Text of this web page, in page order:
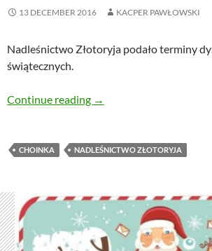
13 DECEMBER 2016 KACPER PAWŁOWSKI
Nadleśnictwo Złotoryja podało terminy
świątecznych.
Continue reading Kiedy i gdzie można
→
CHOINKA NADLEŚNICTWO ZŁOTORYJA